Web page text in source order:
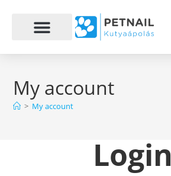
My account
> My account
Login